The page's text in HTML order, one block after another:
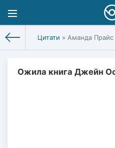
Цитати » Аманда Прайс
Ожила книга Джейн